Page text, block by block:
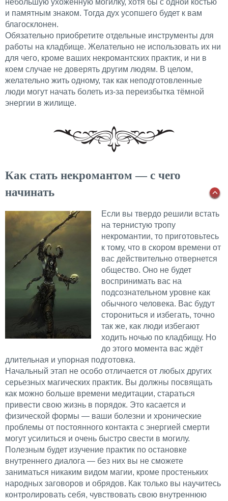
небольшую ухоженную могилку, хотя бы с одной костью
и памятным знаком. Тогда дух усопшего будет к вам
благосклонен.
Обязательно приобретите отдельные инструменты для
работы на кладбище. Желательно не использовать их ни
для чего, кроме ваших некромантских практик, и ни в
коем случае не доверять другим людям. В целом,
желательно жить одному, так как неподготовленные
люди могут начать болеть из-за переизбытка тёмной
энергии в жилище.
Как стать некромантом — с чего
начинать
Если вы твердо решили встать
на тернистую тропу
некромантии, то приготовьтесь
к тому, что в скором времени от
вас действительно отвернется
общество. Оно не будет
воспринимать вас на
подсознательном уровне как
обычного человека. Вас будут
сторониться и избегать, точно
так же, как люди избегают
ходить ночью по кладбищу. Но
до этого момента вас ждёт
длительная и упорная подготовка.
Начальный этап не особо отличается от любых других
серьезных магических практик. Вы должны посвящать
как можно больше времени медитации, стараться
привести свою жизнь в порядок. Это касается и
физической формы — ваши болезни и хронические
проблемы от постоянного контакта с энергией смерти
могут усилиться и очень быстро свести в могилу.
Полезным будет изучение практик по остановке
внутреннего диалога — без них вы не сможете
заниматься никаким видом магии, кроме простеньких
народных заговоров и обрядов. Как только вы научитесь
контролировать себя, чувствовать свою внутреннюю